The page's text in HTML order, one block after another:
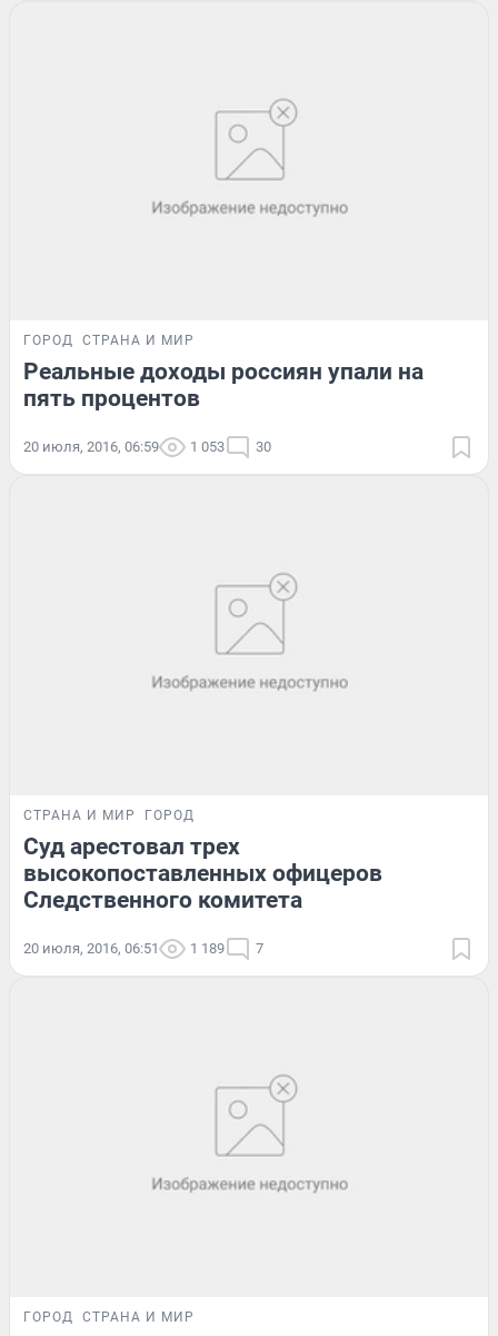
ГОРОД СТРАНА И МИР
Реальные доходы россиян упали на
пять процентов
20 июля, 2016, 06:59 1 053 30
СТРАНА И МИР ГОРОД
Суд арестовал трех
высокопоставленных офицеров
Следственного комитета
20 июля, 2016, 06:51 1 189 7
ГОРОД СТРАНА И МИР